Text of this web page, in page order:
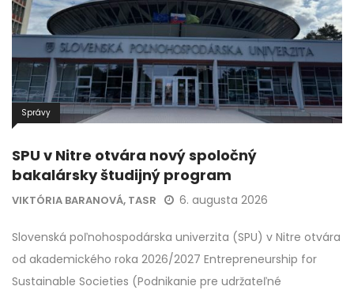
Správy
SPU v Nitre otvára nový spoločný
bakalársky študijný program
VIKTÓRIA BARANOVÁ, TASR 6. augusta 2026
Slovenská poľnohospodárska univerzita (SPU) v Nitre otvára
od akademického roka 2026/2027 Entrepreneurship for
Sustainable Societies (Podnikanie pre udržateľné